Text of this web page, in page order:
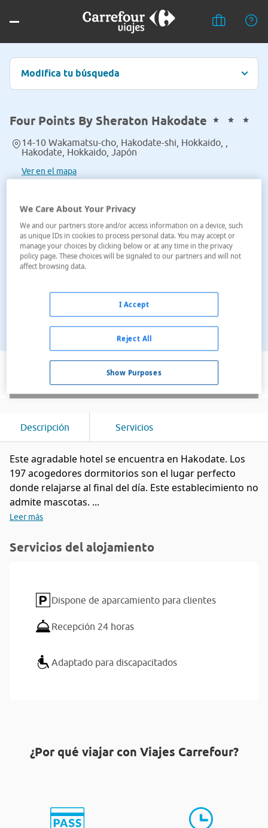
Modifica tu búsqueda
Four Points By Sheraton Hakodate
14-10 Wakamatsu-cho, Hakodate-shi, Hokkaido, ,
Hakodate, Hokkaido, Japón
Ver en el mapa
Descripción Servicios
Este agradable hotel se encuentra en Hakodate. Los
197 acogedores dormitorios son el lugar perfecto
donde relajarse al final del día. Este establecimiento no
admite mascotas. ...
Leer más
Servicios del alojamiento
Dispone de aparcamiento para clientes
Recepción 24 horas
Adaptado para discapacitados
¿Por qué viajar con Viajes Carrefour?
We Care About Your Privacy
We and our partners store and/or access information on a device, such
as unique IDs in cookies to process personal data. You may accept or
manage your choices by clicking below or at any time in the privacy
policy page. These choices will be signaled to our partners and will not
affect browsing data.
Show Purposes
Reject All
I Accept